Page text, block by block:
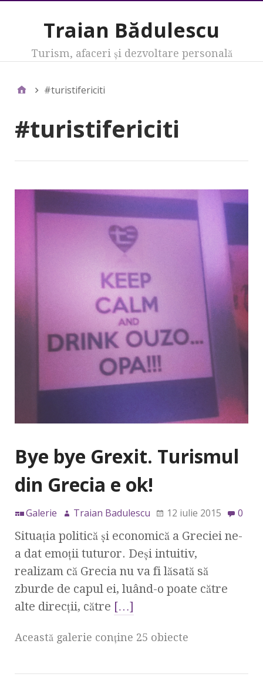
Traian Bădulescu
Turism, afaceri şi dezvoltare personală
#turistifericiti
#turistifericiti
Bye bye Grexit. Turismul
din Grecia e ok!
Galerie Traian Badulescu 12 iulie 2015 0
Situaţia politică şi economică a Greciei ne-
a dat emoţii tuturor. Deşi intuitiv,
realizam că Grecia nu va fi lăsată să
zburde de capul ei, luând-o poate către
alte direcţii, către […]
Această galerie conţine 25 obiecte